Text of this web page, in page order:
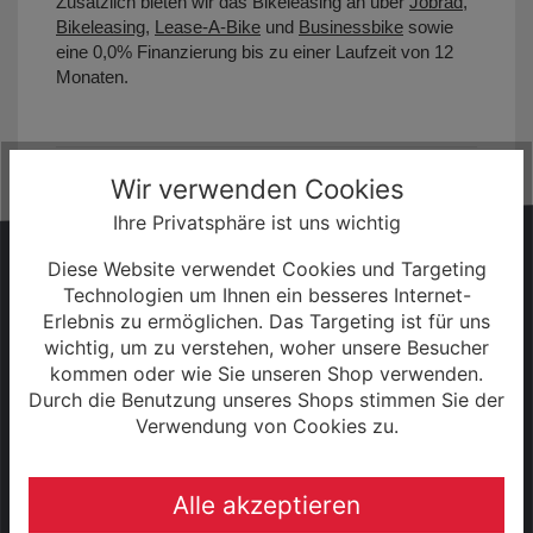
Bikeleasing, Lease-A-Bike und Businessbike sowie
eine 0,0% Finanzierung bis zu einer Laufzeit von 12
Monaten.
Wir sind gerne persönlich für Sie da!
+49 (0) 3943 - 694 253
Mo - Fr: 08:30 - 18:00 Uhr
Wir verwenden Cookies
Ihre Privatsphäre ist uns wichtig
Diese Website verwendet Cookies und Targeting
Technologien um Ihnen ein besseres Internet-
Erlebnis zu ermöglichen. Das Targeting ist für uns
wichtig, um zu verstehen, woher unsere Besucher
kommen oder wie Sie unseren Shop verwenden.
Durch die Benutzung unseres Shops stimmen Sie der
Verwendung von Cookies zu.
Alle akzeptieren